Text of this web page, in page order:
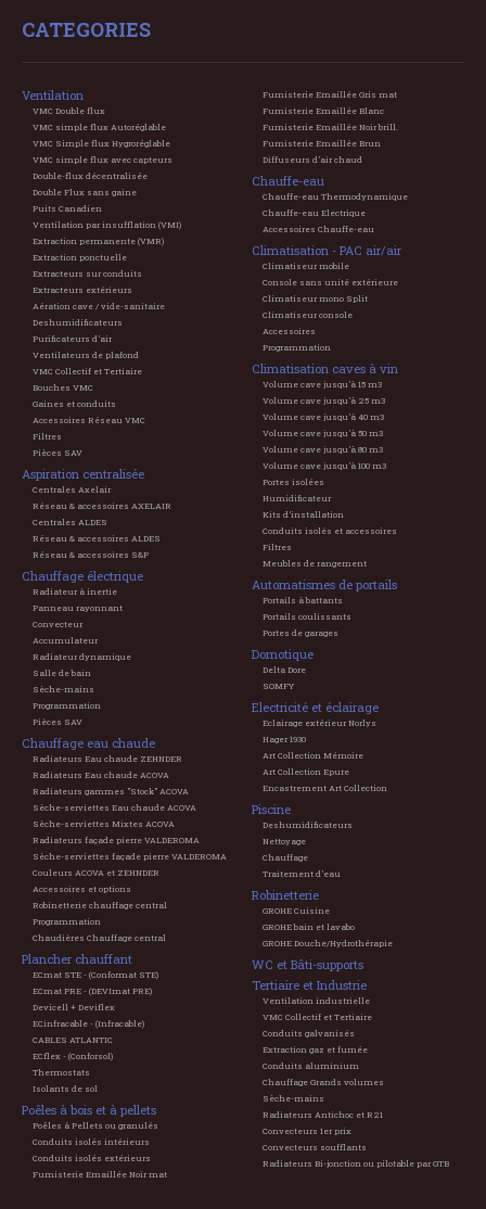
CATEGORIES
Ventilation
VMC Double flux
VMC simple flux Autoréglable
VMC Simple flux Hygroréglable
VMC simple flux avec capteurs
Double-flux décentralisée
Double Flux sans gaine
Puits Canadien
Ventilation par insufflation (VMI)
Extraction permanente (VMR)
Extraction ponctuelle
Extracteurs sur conduits
Extracteurs extérieurs
Aération cave / vide-sanitaire
Deshumidificateurs
Purificateurs d'air
Ventilateurs de plafond
VMC Collectif et Tertiaire
Bouches VMC
Gaines et conduits
Accessoires Réseau VMC
Filtres
Pièces SAV
Aspiration centralisée
Centrales Axelair
Réseau & accessoires AXELAIR
Centrales ALDES
Réseau & accessoires ALDES
Réseau & accessoires S&P
Chauffage électrique
Radiateur à inertie
Panneau rayonnant
Convecteur
Accumulateur
Radiateur dynamique
Salle de bain
Sèche-mains
Programmation
Pièces SAV
Chauffage eau chaude
Radiateurs Eau chaude ZEHNDER
Radiateurs Eau chaude ACOVA
Radiateurs gammes "Stock" ACOVA
Sèche-serviettes Eau chaude ACOVA
Sèche-serviettes Mixtes ACOVA
Radiateurs façade pierre VALDEROMA
Sèche-serviettes façade pierre VALDEROMA
Couleurs ACOVA et ZEHNDER
Accessoires et options
Robinetterie chauffage central
Programmation
Chaudières Chauffage central
Plancher chauffant
ECmat STE - (Conformat STE)
ECmat PRE - (DEVImat PRE)
Devicell + Deviflex
ECinfracable - (Infracable)
CABLES ATLANTIC
ECflex - (Conforsol)
Thermostats
Isolants de sol
Poêles à bois et à pellets
Poêles à Pellets ou granulés
Conduits isolés intérieurs
Conduits isolés extérieurs
Fumisterie Emaillée Noir mat
Fumisterie Emaillée Gris mat
Fumisterie Emaillée Blanc
Fumisterie Emaillée Noir brill.
Fumisterie Emaillée Brun
Diffuseurs d'air chaud
Chauffe-eau
Chauffe-eau Thermodynamique
Chauffe-eau Electrique
Accessoires Chauffe-eau
Climatisation - PAC air/air
Climatiseur mobile
Console sans unité extérieure
Climatiseur mono Split
Climatiseur console
Accessoires
Programmation
Climatisation caves à vin
Volume cave jusqu'à 15 m3
Volume cave jusqu'à 25 m3
Volume cave jusqu'à 40 m3
Volume cave jusqu'à 50 m3
Volume cave jusqu'à 80 m3
Volume cave jusqu'à 100 m3
Portes isolées
Humidificateur
Kits d'installation
Conduits isolés et accessoires
Filtres
Meubles de rangement
Automatismes de portails
Portails à battants
Portails coulissants
Portes de garages
Domotique
Delta Dore
SOMFY
Electricité et éclairage
Eclairage extérieur Norlys
Hager 1930
Art Collection Mémoire
Art Collection Epure
Encastrement Art Collection
Piscine
Deshumidificateurs
Nettoyage
Chauffage
Traitement d'eau
Robinetterie
GROHE Cuisine
GROHE bain et lavabo
GROHE Douche/Hydrothérapie
WC et Bâti-supports
Tertiaire et Industrie
Ventilation industrielle
VMC Collectif et Tertiaire
Conduits galvanisés
Extraction gaz et fumée
Conduits aluminium
Chauffage Grands volumes
Sèche-mains
Radiateurs Antichoc et R21
Convecteurs 1er prix
Convecteurs soufflants
Radiateurs Bi-jonction ou pilotable par GTB